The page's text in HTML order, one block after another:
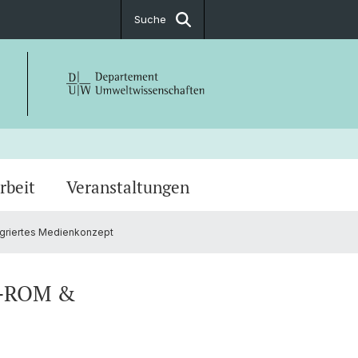
Suche
Projekte
Veranstaltungen
Medienkonzept
&